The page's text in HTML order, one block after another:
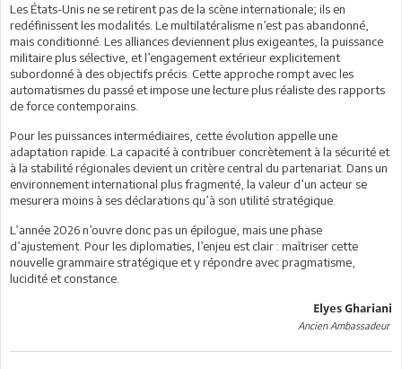
Les États-Unis ne se retirent pas de la scène internationale; ils en
redéfinissent les modalités. Le multilatéralisme n’est pas abandonné,
mais conditionné. Les alliances deviennent plus exigeantes, la puissance
militaire plus sélective, et l’engagement extérieur explicitement
subordonné à des objectifs précis. Cette approche rompt avec les
automatismes du passé et impose une lecture plus réaliste des rapports
de force contemporains.
Pour les puissances intermédiaires, cette évolution appelle une
adaptation rapide. La capacité à contribuer concrètement à la sécurité et
à la stabilité régionales devient un critère central du partenariat. Dans un
environnement international plus fragmenté, la valeur d’un acteur se
mesurera moins à ses déclarations qu’à son utilité stratégique.
L’année 2026 n’ouvre donc pas un épilogue, mais une phase
d’ajustement. Pour les diplomaties, l’enjeu est clair : maîtriser cette
nouvelle grammaire stratégique et y répondre avec pragmatisme,
lucidité et constance.
Elyes Ghariani
Ancien Ambassadeur